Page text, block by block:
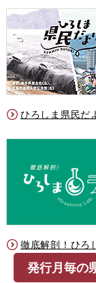
ひろしま県民だ
徹底解剖！ひろ
発行月毎の